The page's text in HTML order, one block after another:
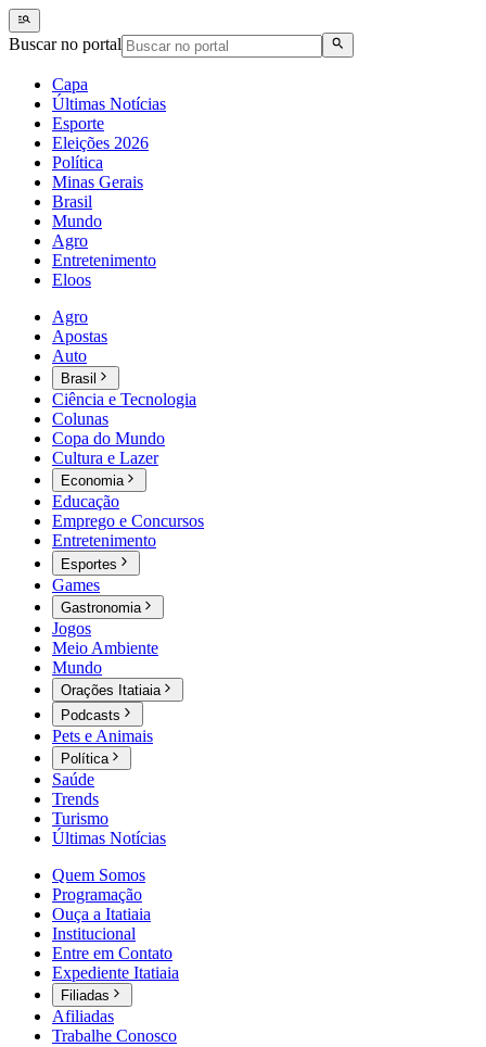
Buscar no portal
Capa
Últimas Notícias
Esporte
Eleições 2026
Política
Minas Gerais
Brasil
Mundo
Agro
Entretenimento
Eloos
Agro
Apostas
Auto
Brasil
Ciência e Tecnologia
Colunas
Copa do Mundo
Cultura e Lazer
Economia
Educação
Emprego e Concursos
Entretenimento
Esportes
Games
Gastronomia
Jogos
Meio Ambiente
Mundo
Orações Itatiaia
Podcasts
Pets e Animais
Política
Saúde
Trends
Turismo
Últimas Notícias
Quem Somos
Programação
Ouça a Itatiaia
Institucional
Entre em Contato
Expediente Itatiaia
Filiadas
Afiliadas
Trabalhe Conosco